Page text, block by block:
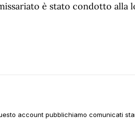
è stato condotto alla
account pubblichiamo comunicati